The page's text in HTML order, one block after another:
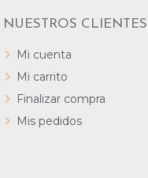
NUESTROS CLIENTES
Mi cuenta
Mi carrito
Finalizar compra
Mis pedidos